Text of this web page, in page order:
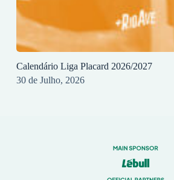
Calendário Liga Placard 2026/2027
30 de Julho, 2026